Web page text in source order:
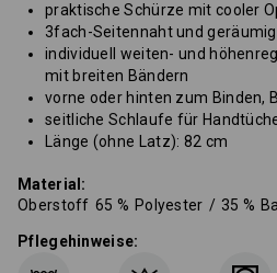
praktische Schürze mit cooler
3fach-Seitennaht und
individuell weiten- und
mit breiten Bändern
vorne oder hinten zum Binden,
seitliche Schlaufe für
Länge (ohne Latz): 82 cm
Material:
Oberstoff 65 % Polyester / 35 %
Pflegehinweise: